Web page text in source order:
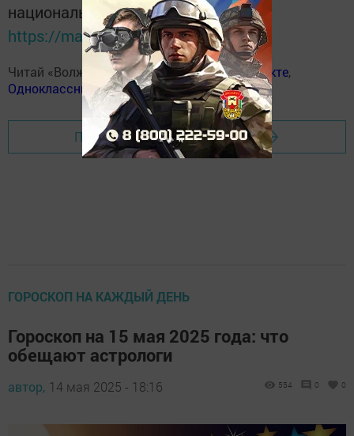
национальном мессенджере MАХ:
https://max.ru/tatmedia
Читай «Волжскую новь» в Телеграм,Вконтакте,
Одноклассники,Дзен
Перейти на страницу новости
ГОРОСКОП НА КАЖДЫЙ ДЕНЬ
Гороскоп на 15 мая 2025 года: что
обещают астрологи
автор, 14 мая 2025 - 18:16 554 0 0